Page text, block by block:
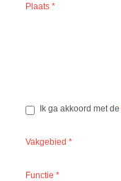
Plaats *
Ik ga akkoord met de
Vakgebied *
Functie *